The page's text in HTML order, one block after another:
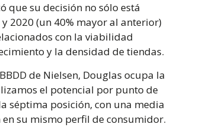
que su decisión no sólo está
2020 (un 40% mayor al anterior)
con la viabilidad
y la densidad de tiendas.
de Nielsen, Douglas ocupa la
el potencial por punto de
séptima posición, con una media
en su mismo perfil de consumidor.